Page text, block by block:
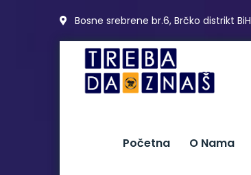
Bosne srebrene br.6, Brčko distrikt BiH
Početna O Nama